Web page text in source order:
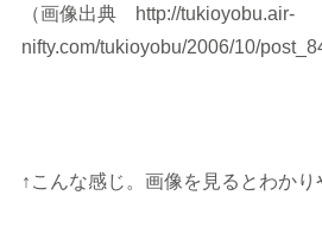
（画像出典 http://tukioyobu.air-
nifty.com/tukioyobu/2006/10/
↑こんな感じ。画像を見るとわかり